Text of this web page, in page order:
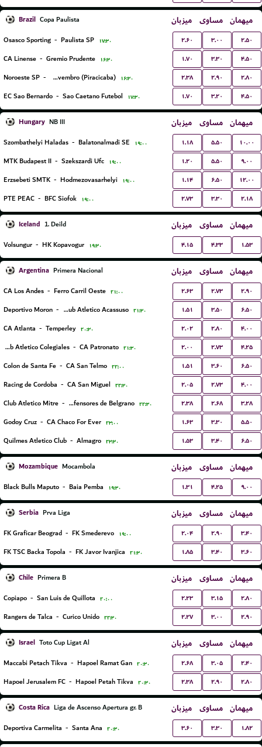
Brazil Copa Paulista میزبان مساوی میهمان
Osasco Sporting - Paulista SP ۱۷:۳۰ ۲.۶۰ ۳.۰۰ ۲.۵۰
CA Linense - Gremio Prudente ۱۶:۳۰ ۱.۷۰ ۳.۳۰ ۴.۵۰
Noroeste SP - EC XV de Novembro (Piracicaba) ۱۶:۳۰ ۲.۳۸ ۲.۹۰ ۲.۸۰
EC Sao Bernardo - Sao Caetano Futebol ۱۷:۳۰ ۱.۷۰ ۳.۲۰ ۴.۵۰
Hungary NB III میزبان مساوی میهمان
Szombathelyi Haladas - Balatonalmadi SE ۱۹:۰۰ ۱.۱۸ ۵.۵۰ ۱۰.۰۰
MTK Budapest II - Szekszardi Ufc ۱۹:۰۰ ۱.۲۰ ۵.۵۰ ۹.۰۰
Erzsebeti SMTK - Hodmezovasarhelyi ۱۹:۰۰ ۱.۱۴ ۶.۵۰ ۱۲.۰۰
PTE PEAC - BFC Siofok ۱۹:۰۰ ۲.۷۳ ۳.۳۰ ۲.۱۸
Iceland 1. Deild میزبان مساوی میهمان
Volsungur - HK Kopavogur ۱۹:۳۰ ۴.۱۵ ۴.۳۳ ۱.۵۳
Argentina Primera Nacional میزبان مساوی میهمان
CA Los Andes - Ferro Carril Oeste ۲۱:۰۰ ۲.۶۳ ۲.۷۳ ۲.۹۰
Deportivo Moron - Club Atletico Acassuso ۲۱:۳۰ ۱.۵۱ ۳.۵۰ ۶.۵۰
CA Atlanta - Temperley ۲۰:۳۰ ۲.۰۲ ۲.۸۰ ۴.۰۰
Club Atletico Colegiales - CA Patronato ۲۱:۳۰ ۲.۰۰ ۲.۷۳ ۴.۲۵
Colon de Santa Fe - CA San Telmo ۲۲:۰۰ ۱.۵۱ ۳.۶۰ ۶.۵۰
Racing de Cordoba - CA San Miguel ۲۲:۳۰ ۲.۰۵ ۲.۷۳ ۴.۰۰
Club Atletico Mitre - CA Defensores de Belgrano ۲۲:۳۰ ۲.۳۸ ۲.۶۸ ۳.۲۸
Godoy Cruz - CA Chaco For Ever ۲۳:۰۰ ۱.۶۳ ۳.۳۰ ۵.۵۰
Quilmes Atletico Club - Almagro ۲۳:۳۰ ۱.۵۳ ۳.۴۰ ۶.۵۰
Mozambique Mocambola میزبان مساوی میهمان
Black Bulls Maputo - Baia Pemba ۱۹:۳۰ ۱.۳۱ ۴.۲۵ ۹.۰۰
Serbia Prva Liga میزبان مساوی میهمان
FK Graficar Beograd - FK Smederevo ۱۹:۰۰ ۲.۰۴ ۲.۹۰ ۳.۴۰
FK TSC Backa Topola - FK Javor Ivanjica ۲۱:۳۰ ۱.۸۵ ۳.۴۰ ۳.۶۰
Chile Primera B میزبان مساوی میهمان
Copiapo - San Luis de Quillota ۲۰:۰۰ ۲.۲۳ ۳.۱۵ ۲.۸۰
Rangers de Talca - Curico Unido ۲۲:۳۰ ۲.۲۷ ۳.۰۰ ۲.۹۰
Israel Toto Cup Ligat Al میزبان مساوی میهمان
Maccabi Petach Tikva - Hapoel Ramat Gan ۲۰:۳۰ ۲.۶۸ ۳.۰۵ ۲.۴۰
Hapoel Jerusalem FC - Hapoel Petah Tikva ۲۰:۳۰ ۲.۳۸ ۲.۹۰ ۲.۸۰
Costa Rica Liga de Ascenso Apertura gr. B میزبان مساوی میهمان
Deportiva Carmelita - Santa Ana ۲۰:۳۰ ۳.۶۰ ۳.۳۰ ۱.۸۲